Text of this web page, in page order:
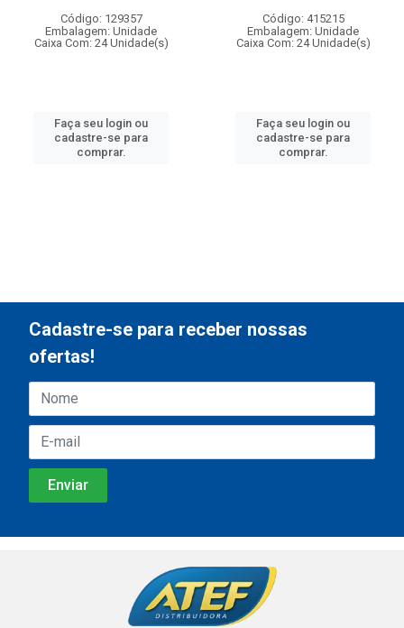
Código: 129357
Embalagem: Unidade
Caixa Com: 24 Unidade(s)
Faça seu login ou
cadastre-se para
comprar.
Código: 415215
Embalagem: Unidade
Caixa Com: 24 Unidade(s)
Faça seu login ou
cadastre-se para
comprar.
Cadastre-se para receber nossas
ofertas!